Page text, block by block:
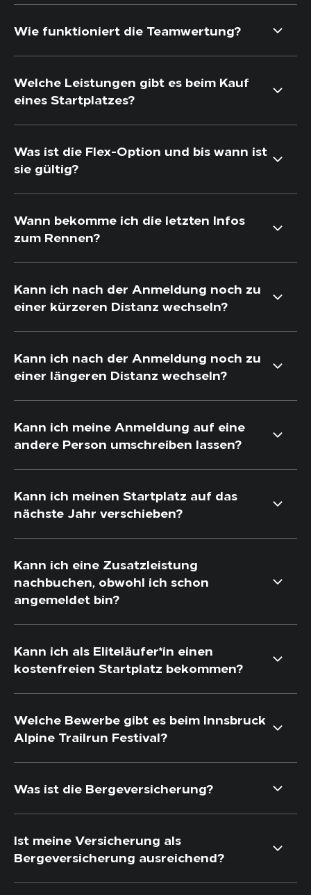
Wie funktioniert die Teamwertung?
Welche Leistungen gibt es beim Kauf
eines Startplatzes?
Was ist die Flex-Option und bis wann ist
sie gültig?
Wann bekomme ich die letzten Infos
zum Rennen?
Kann ich nach der Anmeldung noch zu
einer kürzeren Distanz wechseln?
Kann ich nach der Anmeldung noch zu
einer längeren Distanz wechseln?
Kann ich meine Anmeldung auf eine
andere Person umschreiben lassen?
Kann ich meinen Startplatz auf das
nächste Jahr verschieben?
Kann ich eine Zusatzleistung
nachbuchen, obwohl ich schon
angemeldet bin?
Kann ich als Eliteläufer*in einen
kostenfreien Startplatz bekommen?
Welche Bewerbe gibt es beim Innsbruck
Alpine Trailrun Festival?
Was ist die Bergeversicherung?
Ist meine Versicherung als
Bergeversicherung ausreichend?